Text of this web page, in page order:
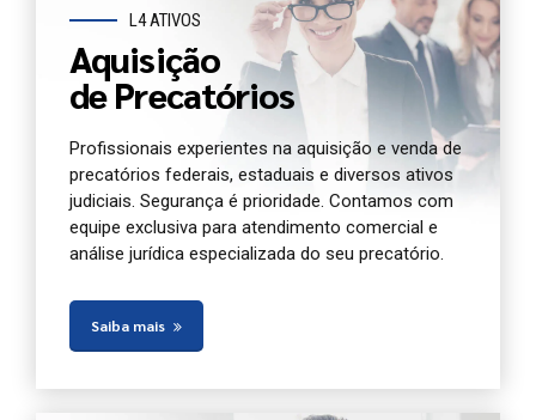
L4 ATIVOS
Aquisição
de Precatórios
Profissionais experientes na aquisição e venda de
precatórios federais, estaduais e diversos ativos
judiciais. Segurança é prioridade. Contamos com
equipe exclusiva para atendimento comercial e
análise jurídica especializada do seu precatório.
Saiba mais